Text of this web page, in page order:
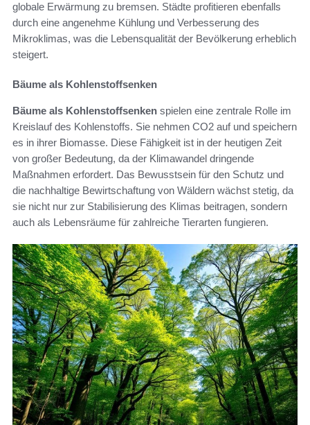
globale Erwärmung zu bremsen. Städte profitieren ebenfalls
durch eine angenehme Kühlung und Verbesserung des
Mikroklimas, was die Lebensqualität der Bevölkerung erheblich
steigert.
Bäume als Kohlenstoffsenken
Bäume als Kohlenstoffsenken spielen eine zentrale Rolle im
Kreislauf des Kohlenstoffs. Sie nehmen CO2 auf und speichern
es in ihrer Biomasse. Diese Fähigkeit ist in der heutigen Zeit
von großer Bedeutung, da der Klimawandel dringende
Maßnahmen erfordert. Das Bewusstsein für den Schutz und
die nachhaltige Bewirtschaftung von Wäldern wächst stetig, da
sie nicht nur zur Stabilisierung des Klimas beitragen, sondern
auch als Lebensräume für zahlreiche Tierarten fungieren.